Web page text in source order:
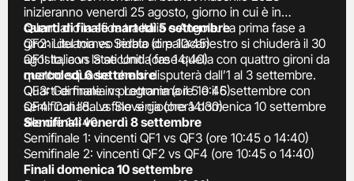
inizieranno venerdì 25 agosto, giorno in cui è in
calendario la sfida tra Italia e Angola. La prima fase a
gironi del torneo iridato di pallacanestro si chiuderà il 30
agosto, con la seconda fase quella con quattro gironi da
quattro squadre che si disputerà dall’1 al 3 settembre.
Quarti di finale in programma il 5 e il 6 settembre con
semifinali l’8. La fine si giocherà domenica 10 settembre
alle ore 14:40.
Quarti di finale martedì 5 settembre
QF2: Lituania vs Serbia (ore 10:45)
QF1: Italia vs Stati Uniti (ore 14:40)
mercoledì 6 settembre
QF3: Germania vs Lettonia (ore 10:45)
QF4: Canada vs Slovenia (ore 14:30)
Semifinali venerdì 8 settembre
Semifinale 1: vincenti QF1 vs QF3 (ore 10:45 o 14:40)
Semifinale 2: vincenti QF2 vs QF4 (ore 10:45 o 14:40)
Finali domenica 10 settembre